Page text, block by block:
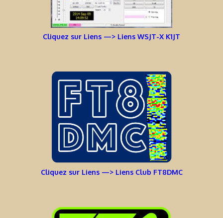
Cliquez sur Liens —> Liens WSJT-X K1JT
Cliquez sur Liens —> Liens Club FT8DMC